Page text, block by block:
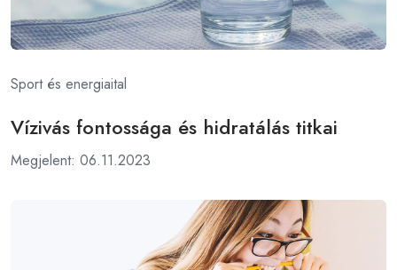
Sport és energiaital
Vízivás fontossága és hidratálás titkai
Megjelent: 06.11.2023